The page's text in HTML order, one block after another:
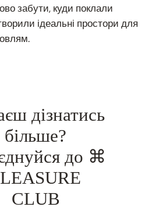
забути, куди поклали
ідеальні простори для
дізнатись
більше?
до ⌘
CLUB